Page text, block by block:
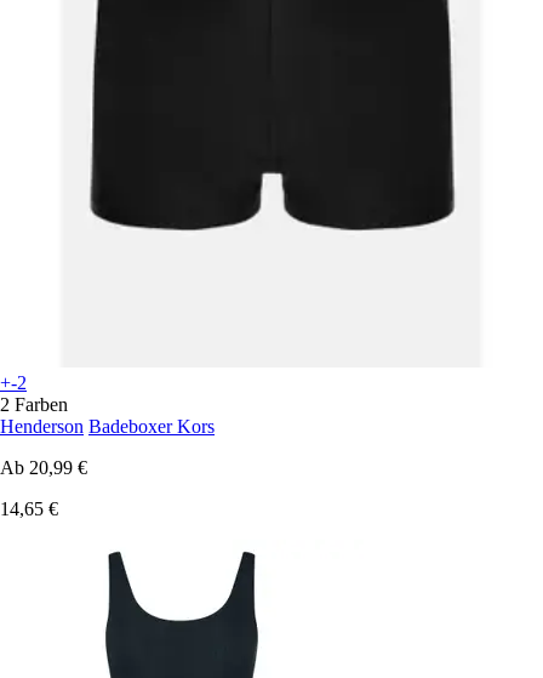
+-2
2 Farben
Henderson Badeboxer Kors
Ab 20,99 €
14,65 €